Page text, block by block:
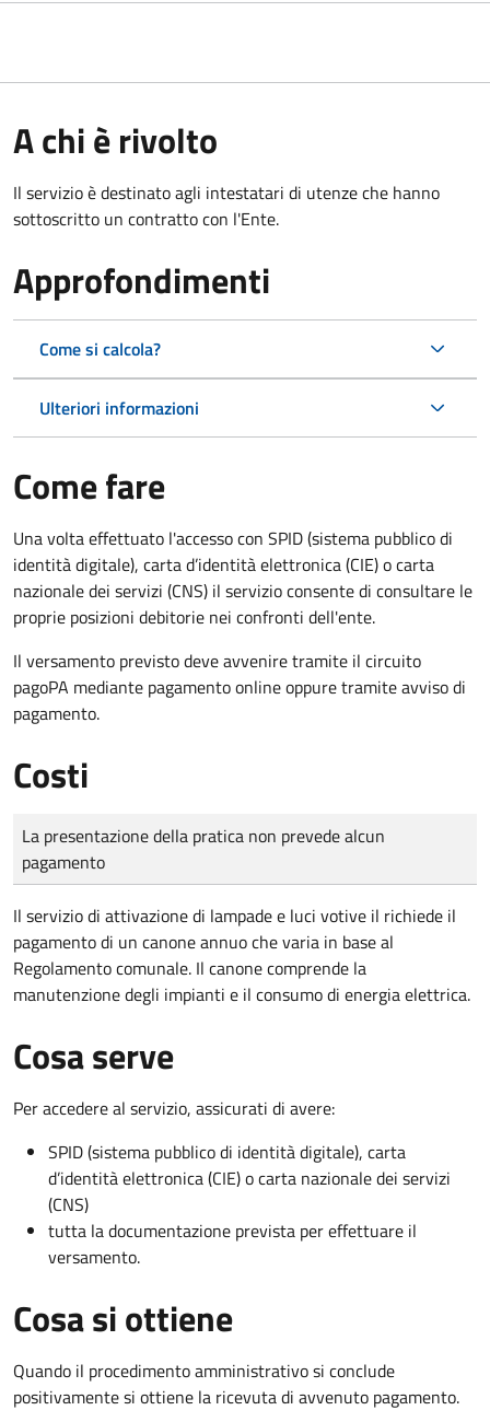
A chi è rivolto
Il servizio è destinato agli intestatari di utenze che hanno
sottoscritto un contratto con l'Ente.
Approfondimenti
Come si calcola?
Ulteriori informazioni
Come fare
Una volta effettuato l'accesso con SPID (sistema pubblico di
identità digitale), carta d’identità elettronica (CIE) o carta
nazionale dei servizi (CNS) il servizio consente di consultare le
proprie posizioni debitorie nei confronti dell'ente.
Il versamento previsto deve avvenire tramite il circuito
pagoPA mediante pagamento online oppure tramite avviso di
pagamento.
Costi
Tipo di pagamento
Importo
La presentazione della pratica non prevede alcun
pagamento
Il servizio di attivazione di lampade e luci votive il richiede il
pagamento di un canone annuo che varia in base al
Regolamento comunale. Il canone comprende la
manutenzione degli impianti e il consumo di energia elettrica.
Cosa serve
Per accedere al servizio, assicurati di avere:
SPID (sistema pubblico di identità digitale), carta
d’identità elettronica (CIE) o carta nazionale dei servizi
(CNS)
tutta la documentazione prevista per effettuare il
versamento.
Cosa si ottiene
Quando il procedimento amministrativo si conclude
positivamente si ottiene la ricevuta di avvenuto pagamento.